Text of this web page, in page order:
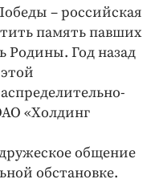
– российская
память павших
Родины. Год назад
«Холдинг
общение
обстановке.